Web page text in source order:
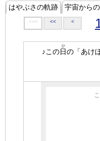
はやぶさの軌跡 宇宙から
<<< << <
♪この日
ひ
の「あけ